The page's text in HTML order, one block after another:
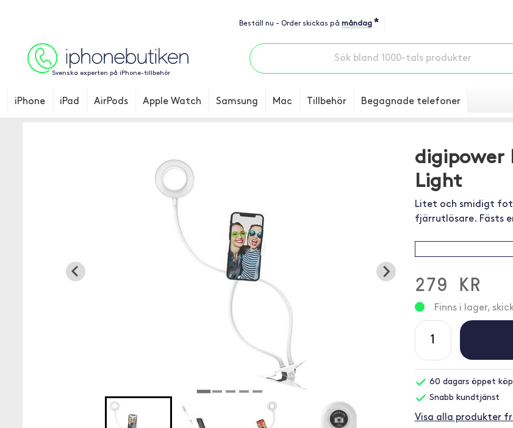
Beställ nu - Order skickas på måndag *
Svenska experten på iPhone-tillbehör
iPhone iPad AirPods Apple Watch Samsung Mac Tillbehör Begagnade telefoner
digipower
Light
Litet och smidigt
fjärrutlösare. Fästs
279 KR
Finns i lager,
60 dagars öppet köp
Snabb kundtjänst
Visa alla produkter